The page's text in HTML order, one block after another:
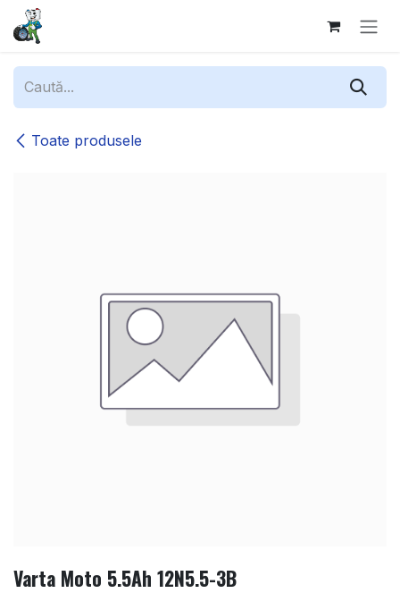
Sari la conținut
Toate produsele
Varta Moto 5.5Ah 12N5.5-3B